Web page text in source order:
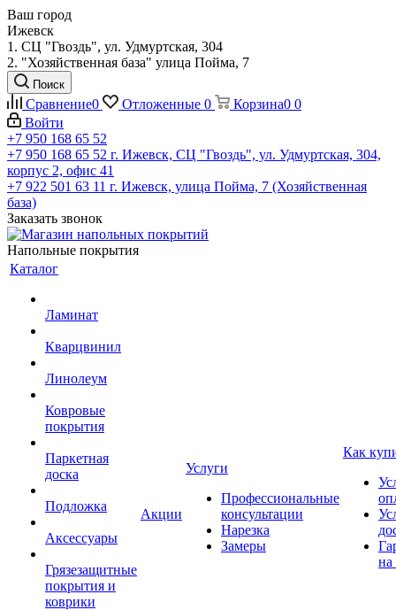
Ваш город
Ижевск
1. СЦ "Гвоздь", ул. Удмуртская, 304
2. "Хозяйственная база" улица Пойма, 7
Поиск
Сравнение0 Отложенные 0 Корзина0 0
Войти
+7 950 168 65 52
+7 950 168 65 52 г. Ижевск, СЦ "Гвоздь", ул. Удмуртская, 304,
корпус 2, офис 41
+7 922 501 63 11 г. Ижевск, улица Пойма, 7 (Хозяйственная
база)
Заказать звонок
Напольные покрытия
Каталог
Ламинат
Кварцвинил
Линолеум
Ковровые
покрытия
Паркетная
доска
Подложка
Аксессуары
Грязезащитные
покрытия и
коврики
Акции
Услуги
Профессиональные
консультации
Нарезка
Замеры
Как
на